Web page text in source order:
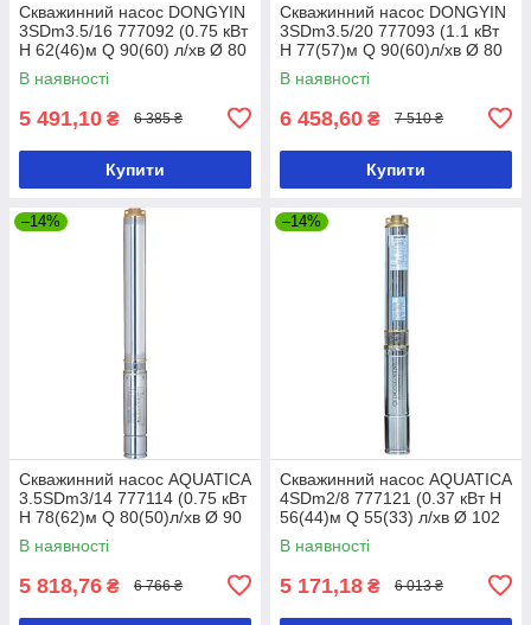
Скважинний насос DONGYIN
3SDm3.5/16 777092 (0.75 кВт
H 62(46)м Q 90(60) л/хв Ø 80
мм)
В наявності
5 491,10 ₴ 6 385 ₴
Купити
Скважинний насос DONGYIN
3SDm3.5/20 777093 (1.1 кВт
H 77(57)м Q 90(60)л/хв Ø 80
мм)
В наявності
6 458,60 ₴ 7 510 ₴
Купити
–14%
Скважинний насос AQUATICA
3.5SDm3/14 777114 (0.75 кВт
H 78(62)м Q 80(50)л/хв Ø 90
мм)
В наявності
5 818,76 ₴ 6 766 ₴
–14%
Скважинний насос AQUATICA
4SDm2/8 777121 (0.37 кВт H
56(44)м Q 55(33) л/хв Ø 102
мм)
В наявності
5 171,18 ₴ 6 013 ₴